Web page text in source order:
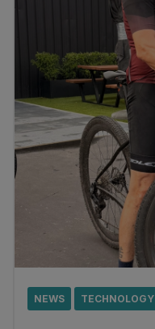
NEWS TECHNOLOGY